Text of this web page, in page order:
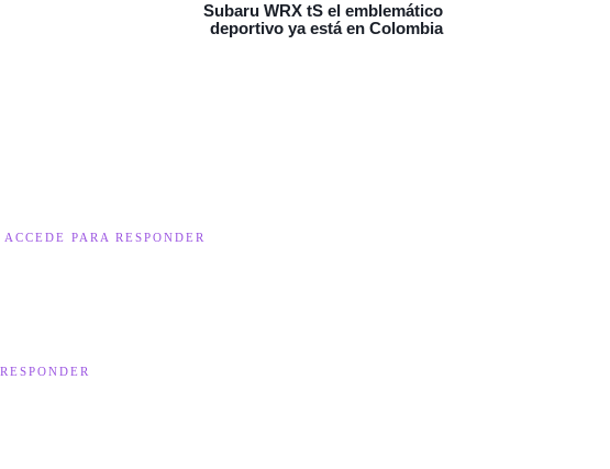
Subaru WRX tS el emblemático
deportivo ya está en Colombia
ACCEDE PARA RESPONDER